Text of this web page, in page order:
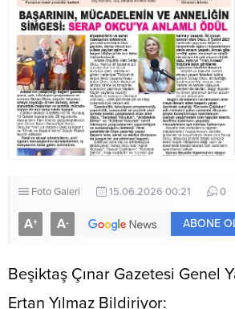
Foto Galeri 15.06.2026 00:21 0
A+ A- ABONE
​Beşiktaş Çınar Gazetesi Genel
Ertan Yılmaz Bildiriyor: